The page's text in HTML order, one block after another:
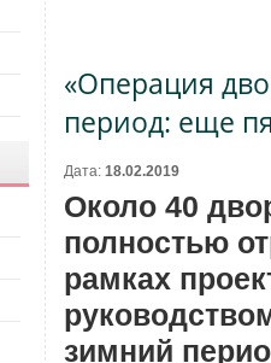
«Операция
период: еще
Дата: 18.02.2019
Около 40
полностью
рамках
зимний